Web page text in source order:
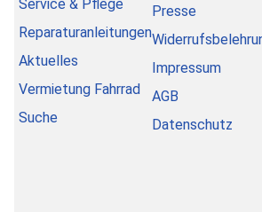
Service & Pflege
Reparaturanleitungen
Aktuelles
Vermietung Fahrrad
Suche
Presse
Impressum
AGB
Datenschutz